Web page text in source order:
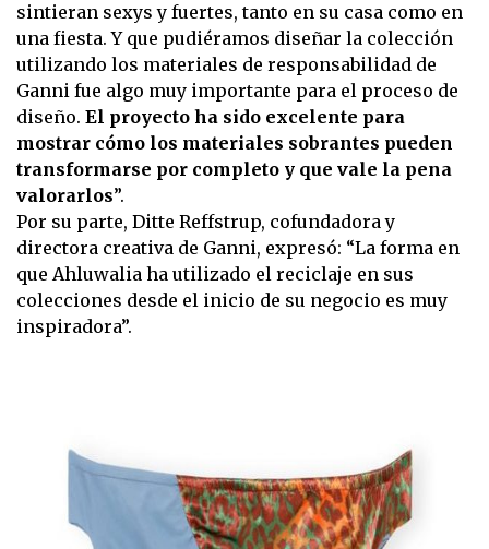
sintieran sexys y fuertes, tanto en su casa como en
una fiesta. Y que pudiéramos diseñar la colección
utilizando los materiales de responsabilidad de
Ganni fue algo muy importante para el proceso de
diseño. El proyecto ha sido excelente para
mostrar cómo los materiales sobrantes pueden
transformarse por completo y que vale la pena
valorarlos”.
Por su parte, Ditte Reffstrup, cofundadora y
directora creativa de Ganni, expresó: “La forma en
que Ahluwalia ha utilizado el reciclaje en sus
colecciones desde el inicio de su negocio es muy
inspiradora”.